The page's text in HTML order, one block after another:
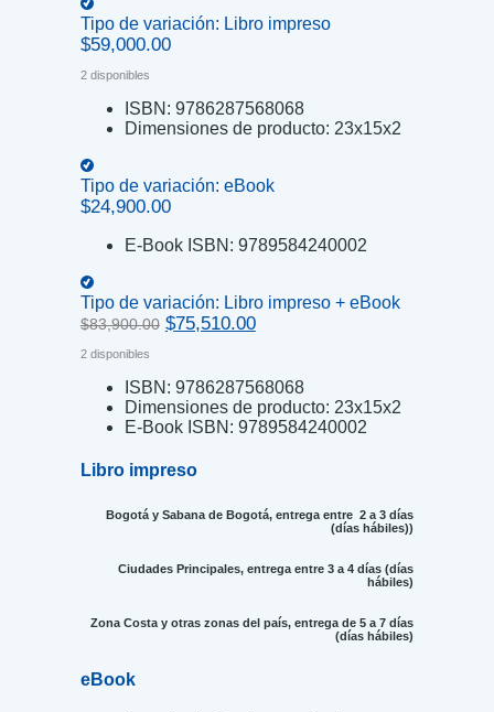
Tipo de variación: Libro impreso
$59,000.00
2 disponibles
ISBN: 9786287568068
Dimensiones de producto: 23x15x2
Tipo de variación: eBook
$24,900.00
E-Book ISBN: 9789584240002
Tipo de variación: Libro impreso + eBook
$83,900.00 Original
$83,900.00.
$75,510.00Current
$75,510.00.
2 disponibles
ISBN: 9786287568068
Dimensiones de producto: 23x15x2
E-Book ISBN: 9789584240002
Libro impreso
Bogotá y Sabana de Bogotá, entrega entre 2 a 3 días
(días hábiles))
Ciudades Principales, entrega entre 3 a 4 días (días
hábiles)
Zona Costa y otras zonas del país, entrega de 5 a 7 días
(días hábiles)
eBook